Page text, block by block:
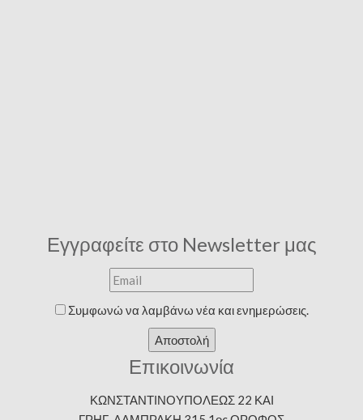
Εγγραφείτε στο Newsletter μας
Συμφωνώ να λαμβάνω νέα και ενημερώσεις.
Αποστολή
Επικοινωνία
ΚΩΝΣΤΑΝΤΙΝΟΥΠΟΛΕΩΣ 22 ΚΑΙ